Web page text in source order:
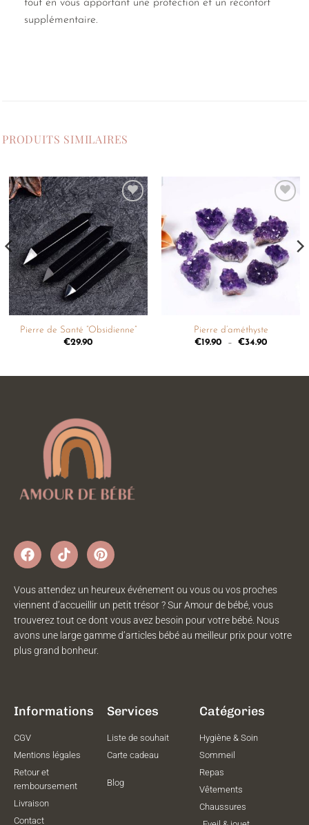
tout en vous apportant une protection et un réconfort
supplémentaire.
PRODUITS SIMILAIRES
Ajouter
à la
liste de
souhaits
Pierre de Santé “Obsidienne”
€29.90
à la
liste de
souhaits
Pierre d’améthyste
€19.90 – €34.90
Vous attendez un heureux événement ou vous ou vos proches
viennent d’accueillir un petit trésor ? Sur Amour de bébé, vous
trouverez tout ce dont vous avez besoin pour votre bébé. Nous
avons une large gamme d’articles bébé au meilleur prix pour votre
plus grand bonheur.
Informations
CGV
Mentions légales
Retour et
remboursement
Livraison
Contact
Services
Liste de souhait
Carte cadeau
Blog
Catégories
Hygiène & Soin
Sommeil
Repas
Vêtements
Chaussures